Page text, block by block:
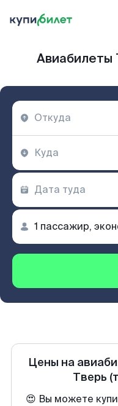
Авиабилеты
Цены на
Тверь
😍 Вы можете